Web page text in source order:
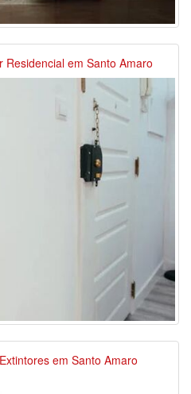
em Santo Amaro
em Santo Amaro